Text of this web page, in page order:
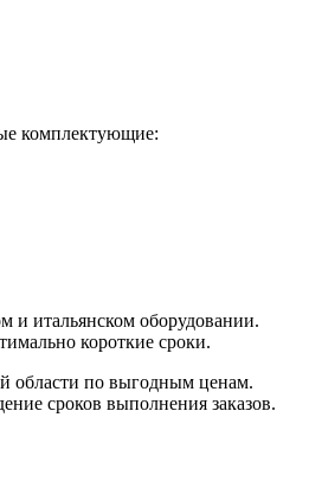
комплектующие:
итальянском оборудовании.
короткие сроки.
области по выгодным ценам.
сроков выполнения заказов.